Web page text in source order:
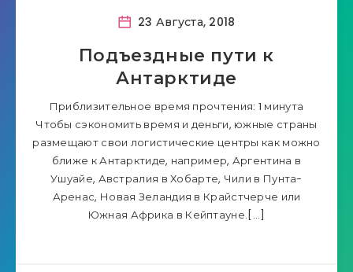
23 Августа, 2018
Подъездные пути к
Антарктиде
Приблизительное время прочтения: 1 минута
Чтобы сэкономить время и деньги, южные страны
размещают свои логистические центры как можно
ближе к Антарктиде, например, Аргентина в
Ушуайе, Австралия в Хобарте, Чили в Пунта-
Аренас, Новая Зеландия в Крайстчерче или
Южная Африка в Кейптауне.[…]